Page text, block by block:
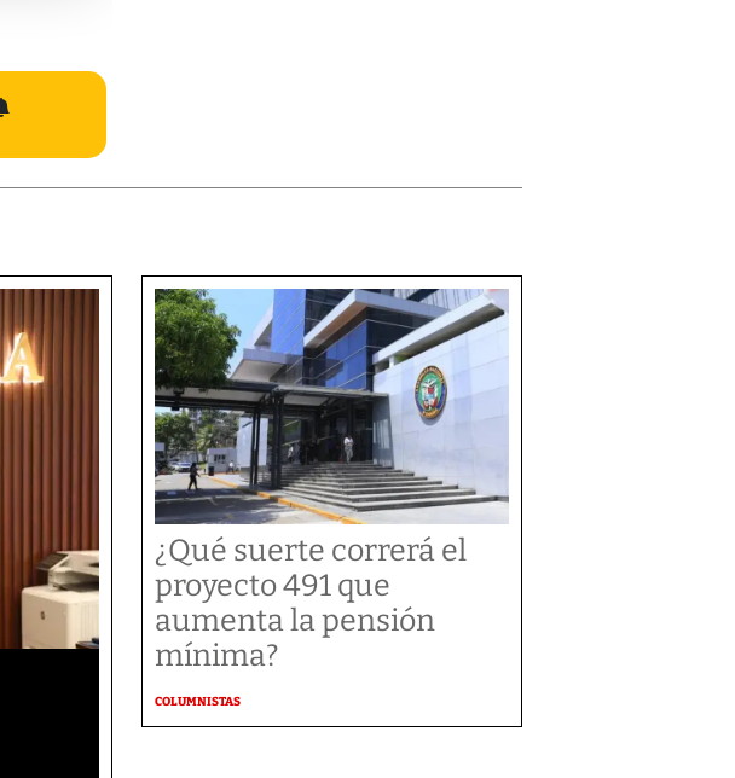
¿Qué suerte correrá el
proyecto 491 que
aumenta la pensión
mínima?
COLUMNISTAS